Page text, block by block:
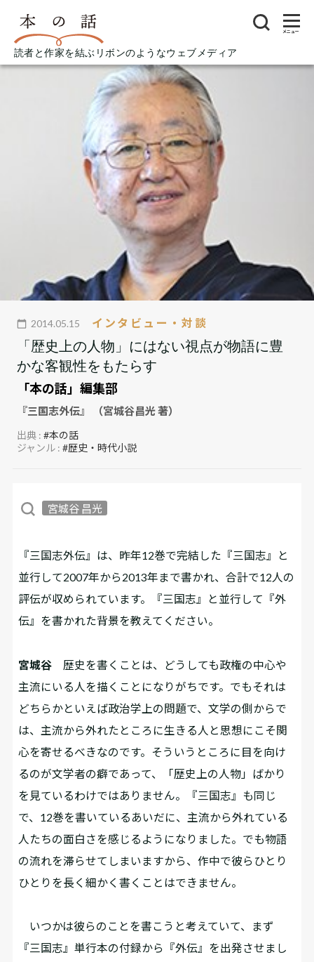
読者と作家を結ぶリボンのようなウェブメディア
メニュー
2014.05.15 インタビュー・対談
「歴史上の人物」にはない視点が物語に豊
かな客観性をもたらす
「本の話」編集部
『三国志外伝』 （宮城谷昌光 著）
出典 :#本の話
ジャンル :#歴史・時代小説
宮城谷 昌光
――『三国志外伝』は、昨年12巻で完結した『三国志』と
並行して2007年から2013年まで書かれ、合計で12人の
評伝が収められています。『三国志』と並行して『外
伝』を書かれた背景を教えてください。
宮城谷 歴史を書くことは、どうしても政権の中心や
主流にいる人を描くことになりがちです。でもそれは
どちらかといえば政治学上の問題で、文学の側からで
は、主流から外れたところに生きる人と思想にこそ関
心を寄せるべきなのです。そういうところに目を向け
るのが文学者の癖であって、「歴史上の人物」ばかり
を見ているわけではありません。『三国志』も同じ
で、12巻を書いているあいだに、主流から外れている
人たちの面白さを感じるようになりました。でも物語
の流れを滞らせてしまいますから、作中で彼らひとり
ひとりを長く細かく書くことはできません。
いつかは彼らのことを書こうと考えていて、まず
『三国志』単行本の付録から『外伝』を出発させまし